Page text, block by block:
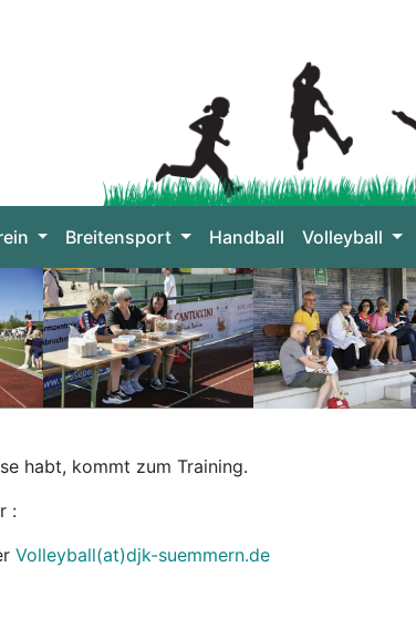
Breitensport Handball Volleyball
habt, kommt zum Training.
:
Volleyball(at)djk-suemmern.de